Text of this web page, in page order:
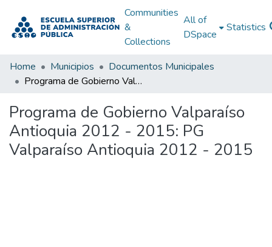
Communities
&
Collections
All of
DSpace
Statistics
Home Municipios
Documentos Municipales
Programa de Gobierno Valparaíso Antioquia 2012 - 2015: PG Valparaíso Antioquia 2012 - 2015
Programa de Gobierno Valparaíso
Antioquia 2012 - 2015: PG
Valparaíso Antioquia 2012 - 2015